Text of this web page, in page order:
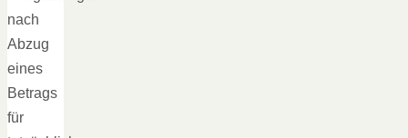
nach
Abzug
eines
Betrags
für